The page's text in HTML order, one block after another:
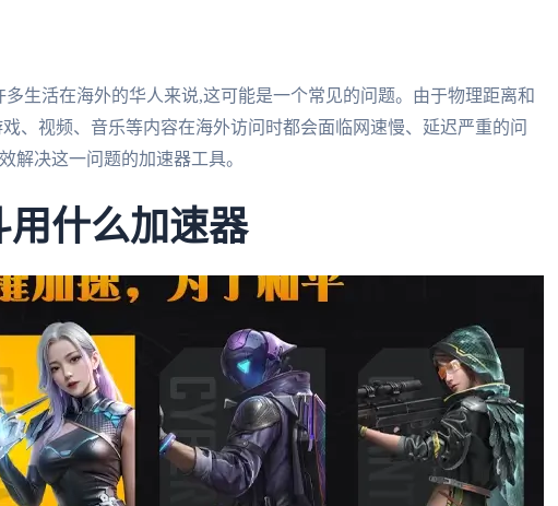
生活在海外的华人来说,这可能是一个常见的问题。由于物理距离和
、视频、音乐等内容在海外访问时都会面临网速慢、延迟严重的问
解决这一问题的加速器工具。
用什么加速器